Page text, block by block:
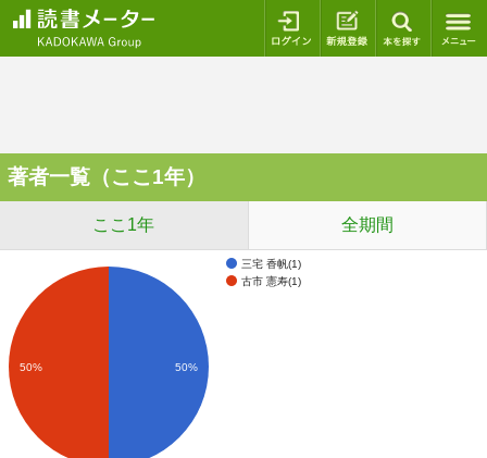
ログイン 新規登録
著者一覧（ここ1年）
ここ1年 全期間
三宅 香帆(1)
古市 憲寿(1)
50% 50%